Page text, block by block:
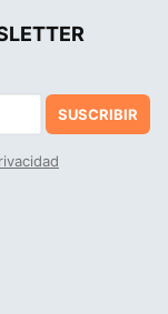
SUSCRIBIR